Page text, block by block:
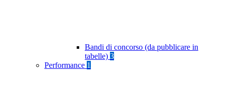
Bandi di concorso (da pubblicare in
tabelle) 3
Performance 1